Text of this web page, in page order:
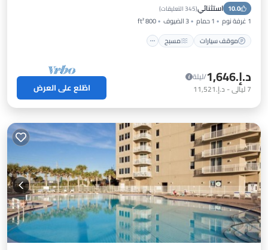
10.0 استثنائي(345 التعليقات )
1 غرفة نوم 1 حمام 3 الضيوف
800 ft²
موقف سيارات
مسبح
شرفة / تراس
د.إ.‏1,646
/ليلة
7ليالي- د.إ.‏11,521 اطّلع على العرض